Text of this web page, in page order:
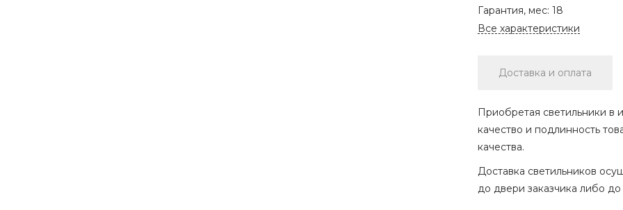
Гарантия, мес: 18
Все характеристики
Доставка и оплата
Приобретая светильники в
качество и подлинность
качества.
Доставка светильников
до двери заказчика либо